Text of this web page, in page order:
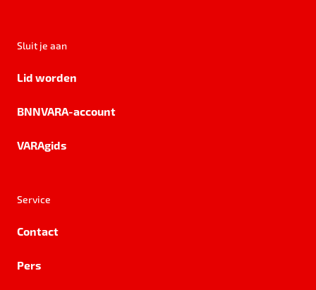
Sluit je aan
Lid worden
BNNVARA-account
VARAgids
Service
Contact
Pers